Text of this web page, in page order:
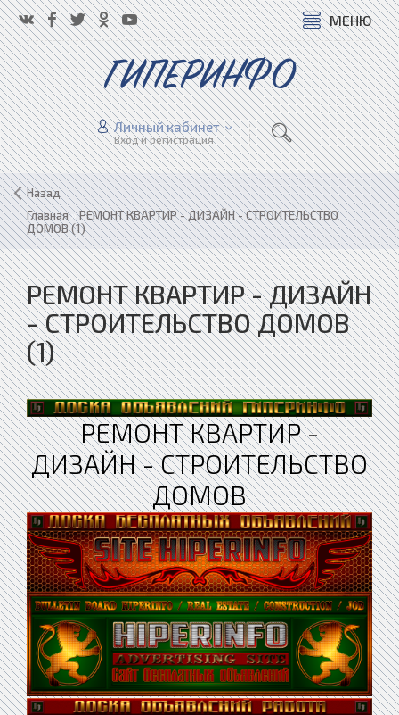
МЕНЮ
ГИПЕРИНФО
Личный кабинет
Вход и регистрация
Назад
Главная»РЕМОНТ КВАРТИР - ДИЗАЙН - СТРОИТЕЛЬСТВО
ДОМОВ (1)
РЕМОНТ КВАРТИР - ДИЗАЙН
- СТРОИТЕЛЬСТВО ДОМОВ
(1)
РЕМОНТ КВАРТИР -
ДИЗАЙН - СТРОИТЕЛЬСТВО
ДОМОВ